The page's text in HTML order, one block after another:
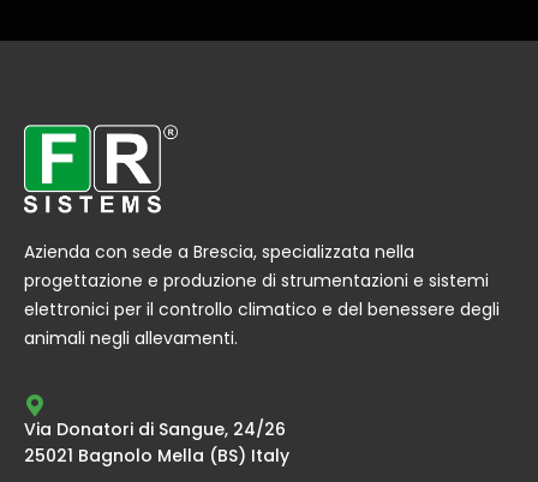
Azienda con sede a Brescia, specializzata nella
progettazione e produzione di strumentazioni e sistemi
elettronici per il controllo climatico e del benessere degli
animali negli allevamenti.
Via Donatori di Sangue, 24/26
25021 Bagnolo Mella (BS) Italy